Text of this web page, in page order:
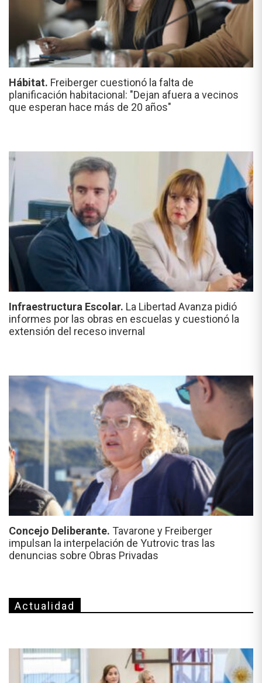
Hábitat. Freiberger cuestionó la falta de
planificación habitacional: "Dejan afuera a vecinos
que esperan hace más de 20 años"
Infraestructura Escolar. La Libertad Avanza pidió
informes por las obras en escuelas y cuestionó la
extensión del receso invernal
Concejo Deliberante. Tavarone y Freiberger
impulsan la interpelación de Yutrovic tras las
denuncias sobre Obras Privadas
Actualidad